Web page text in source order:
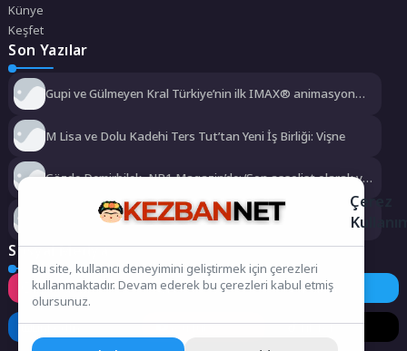
Künye
Keşfet
Son Yazılar
Gupi ve Gülmeyen Kral Türkiye’nin ilk IMAX® animasyon
M Lisa ve Dolu Kadehi Ters Tut’tan Yeni İş Birliği: Vişne
Gözde Demirbilek, NR1 Magazin’de: ‘Son assolist olarak var
Kayseri’de izdiham değil, rekor vardı!
Sosyal Medya
Instagram Facebook Twitter
LinkedIn YouTube TikTok
Çerez
Bu site, kullanıcı deneyimini geliştirmek için çerezleri
kullanmaktadır. Devam ederek bu çerezleri kabul etmiş
olursunuz.